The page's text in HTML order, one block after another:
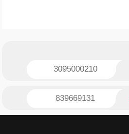
3095000210
839669131